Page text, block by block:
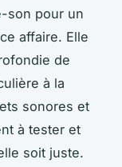
son pour un
affaire. Elle
de
à la
sonores et
à tester et
soit juste.